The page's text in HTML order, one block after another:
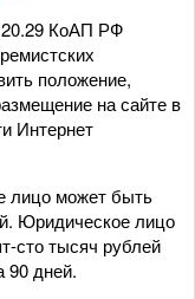
20.29 КоАП РФ
положение,
на сайте в
Интернет
лицо может быть
Юридическое лицо
сто тысяч рублей
90 дней.